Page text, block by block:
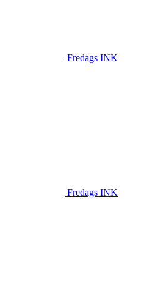
Fredags INK
Fredags INK